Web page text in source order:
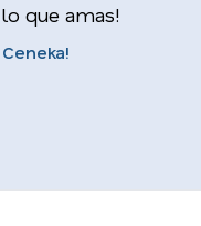
que amas!